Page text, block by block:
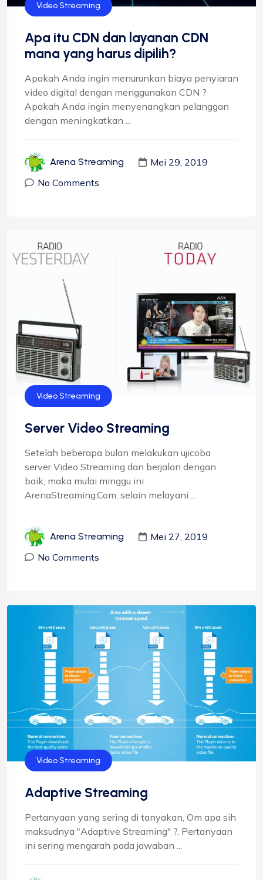
Video Streaming
Apa itu CDN dan layanan CDN
mana yang harus dipilih?
Apakah Anda ingin menurunkan biaya penyiaran
video digital dengan menggunakan CDN ?
Apakah Anda ingin menyenangkan pelanggan
dengan meningkatkan ...
Arena Streaming
Mei 29, 2019
No Comments
Video Streaming
Server Video Streaming
Setelah beberapa bulan melakukan ujicoba
server Video Streaming dan berjalan dengan
baik, maka mulai minggu ini
ArenaStreaming.Com, selain melayani ...
Arena Streaming
Mei 27, 2019
No Comments
Video Streaming
Adaptive Streaming
Pertanyaan yang sering di tanyakan, Om apa sih
maksudnya "Adaptive Streaming" ?. Pertanyaan
ini sering mengarah pada jawaban ...